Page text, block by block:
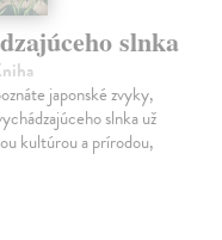
slnka
japonské zvyky,
slnka už
kultúrou a prírodou,